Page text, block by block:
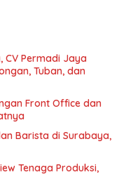
CV Permadi Jaya
Tuban, dan
Front Office dan
Barista di Surabaya,
Tenaga Produksi,